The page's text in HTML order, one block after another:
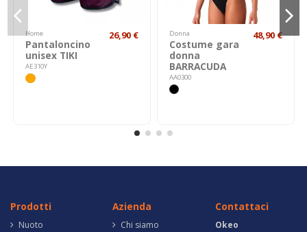
Home
Pantaloncino
unisex TIKI
AE310Y
26,90 € Donna
Costume gara
donna
BARRACUDA
AA0300
48,90 €
Prodotti
Nuoto
Azienda
Chi siamo
Contattaci
Okeo